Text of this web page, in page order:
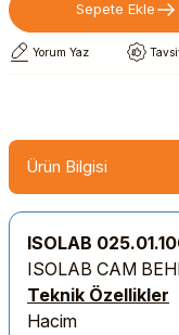
Sepete Ekle
Yorum Yaz
Ürün Bilgisi
ISOLAB
ISOLAB CAM
Teknik Özellikler
Hacim